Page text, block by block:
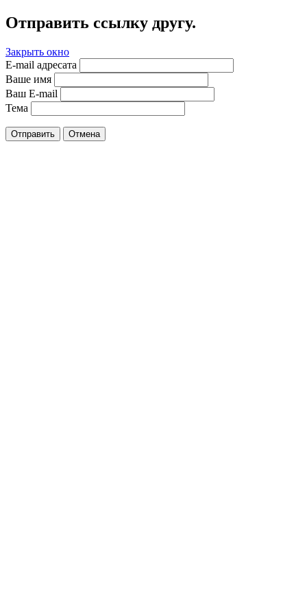
Отправить ссылку другу.
Закрыть окно
E-mail адресата
Ваше имя
Ваш E-mail
Тема
Отправить Отмена